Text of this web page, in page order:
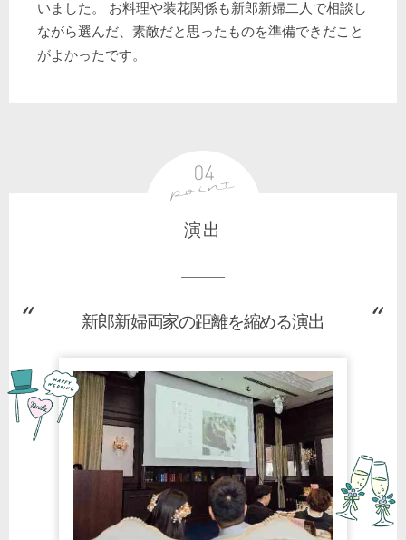
いました。 お料理や装花関係も新郎新婦二人で相談し
ながら選んだ、素敵だと思ったものを準備できだこと
がよかったです。
演出
新郎新婦両家の距離を縮める演出